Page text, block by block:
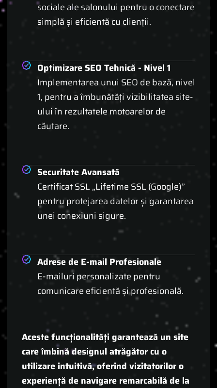
sociale ale salonului pentru o conectare
simplă și eficientă cu clienții.
Optimizare SEO Tehnică - Nivel 1
Implementarea unui SEO de bază, nivel
1, pentru a îmbunătăți vizibilitatea site-
ului în rezultatele motoarelor de
căutare.
Securitate Avansată
Certificat SSL „Lifetime SSL (Google)”
pentru protejarea datelor și garantarea
unei conexiuni sigure.
Adrese de E-mail Profesionale
E-mailuri personalizate pentru
comunicare eficientă și profesională.
Aceste funcționalități garantează un site
care îmbină designul atrăgător cu o
utilizare intuitivă, oferind vizitatorilor o
experiență de navigare remarcabilă de la